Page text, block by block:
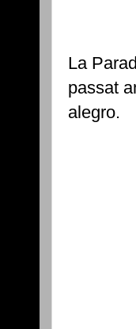
La
passat
alegro.